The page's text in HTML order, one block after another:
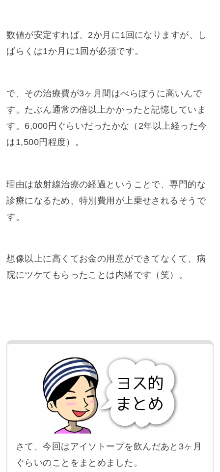
数値が安定すれば、2か月に1回になりますが、し
ばらくは1か月に1回が必須です。
で、その治療費が3ヶ月間はべらぼうに高いんで
す。たぶん通常の倍以上かかったと記憶していま
す。6,000円ぐらいだったかな（2年以上経った今
は1,500円程度）。
理由は放射線治療の経過ということで、専門的な
診療になるため、特別費用が上乗せされるそうで
す。
想像以上に高くてお金の用意ができてなくて、病
院にツケてもらったことは内緒です（笑）。
さて、今回はアイソトープを飲んだあと3ヶ月
ぐらいのことをまとめました。